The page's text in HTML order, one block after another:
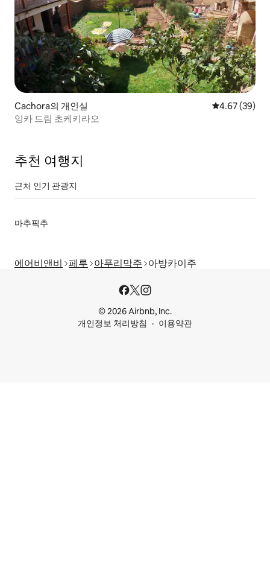
Cachora의 개인실 평점 4.67점(5
4.67 (39)
잉카 드림 초케키라오
추천 여행지
근처 인기 관광지
마추픽추
에어비앤비 페루 아푸리막주 아방카이주
© 2026 Airbnb, Inc.
개인정보 처리방침
이용약관